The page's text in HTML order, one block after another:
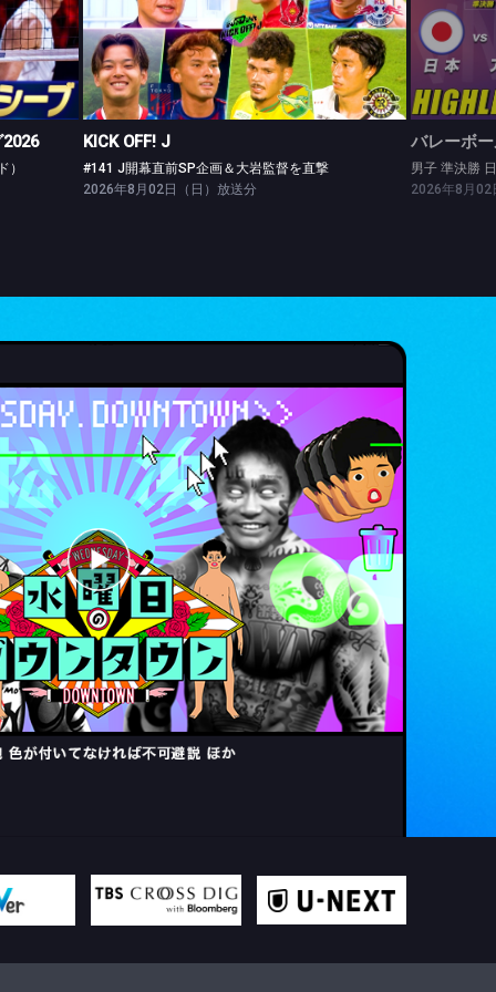
ンド）
）
KICK OFF! J
#141 J開幕直前SP企画＆大岩監督を直撃
KICK OFF! J
#141 J開幕直前SP企画＆大岩監督を直撃
2026年8月02日（日）放送分
バ
男
バレーボ
男子 準決勝
2026年8月02